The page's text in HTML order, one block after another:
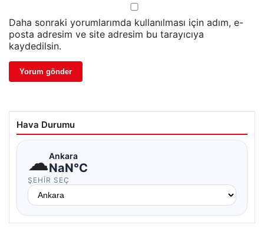
Daha sonraki yorumlarımda kullanılması için adım, e-
posta adresim ve site adresim bu tarayıcıya
kaydedilsin.
Hava Durumu
☁Ankara
NaN°C
ŞEHIR SEÇ